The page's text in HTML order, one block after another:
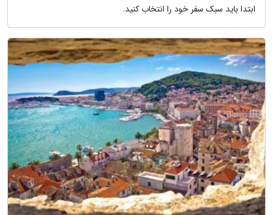
ابتدا باید سبک سفر خود را انتخاب کنید.